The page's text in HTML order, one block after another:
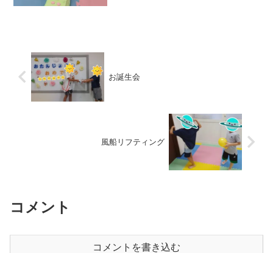
お誕生会
風船リフティング
コメント
コメントを書き込む